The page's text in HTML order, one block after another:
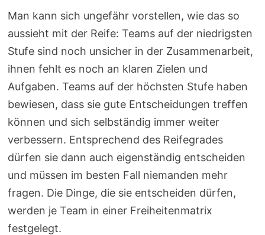
Man kann sich ungefähr vorstellen, wie das so
aussieht mit der Reife: Teams auf der niedrigsten
Stufe sind noch unsicher in der Zusammenarbeit,
ihnen fehlt es noch an klaren Zielen und
Aufgaben. Teams auf der höchsten Stufe haben
bewiesen, dass sie gute Entscheidungen treffen
können und sich selbständig immer weiter
verbessern. Entsprechend des Reifegrades
dürfen sie dann auch eigenständig entscheiden
und müssen im besten Fall niemanden mehr
fragen. Die Dinge, die sie entscheiden dürfen,
werden je Team in einer Freiheitenmatrix
festgelegt.